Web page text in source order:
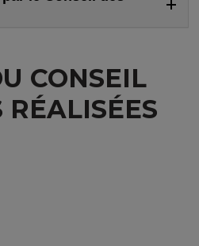
CONSEIL
RÉALISÉES